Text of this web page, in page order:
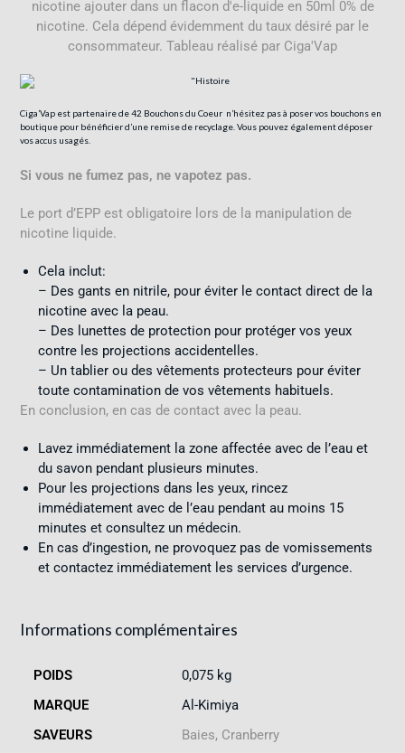
Ciga’Vap est partenaire de42 Bouchons du Coeur n’hésitez pas à poser vos bouchons en
boutique pour bénéficier d’une remise de recyclage. Vous pouvez également déposer
vos accus usagés.
Si vous ne fumez pas, ne vapotez pas.
Le port d’EPP est obligatoire lors de la manipulation de
nicotine liquide.
Cela inclut:
– Des gants en nitrile, pour éviter le contact direct de la
nicotine avec la peau.
– Des lunettes de protection pour protéger vos yeux
contre les projections accidentelles.
– Un tablier ou des vêtements protecteurs pour éviter
toute contamination de vos vêtements habituels.
En conclusion, en cas de contact avec la peau.
Lavez immédiatement la zone affectée avec de l’eau et
du savon pendant plusieurs minutes.
Pour les projections dans les yeux, rincez
immédiatement avec de l’eau pendant au moins 15
minutes et consultez un médecin.
En cas d’ingestion, ne provoquez pas de vomissements
et contactez immédiatement les services d’urgence.
Informations complémentaires
POIDS
0,075 kg
MARQUE
Al-Kimiya
SAVEURS
Baies, Cranberry